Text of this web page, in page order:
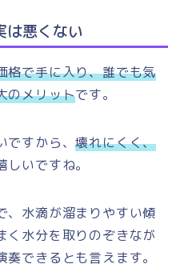
は悪くない
格で手に入り、誰でも気
のメリットです。
ですから、壊れにくく、
しいですね。
、水滴が溜まりやすい傾
く水分を取りのぞきなが
できるとも言えます。